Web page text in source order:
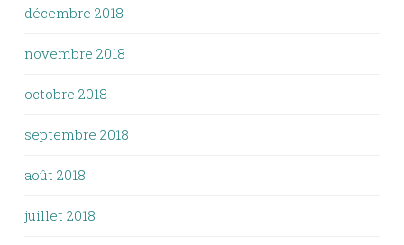
décembre 2018
novembre 2018
octobre 2018
septembre 2018
août 2018
juillet 2018